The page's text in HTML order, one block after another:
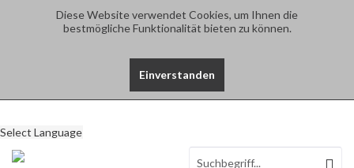
Diese Website verwendet Cookies, um Ihnen die
bestmögliche Funktionalität bieten zu können.
Einverstanden
Select Language